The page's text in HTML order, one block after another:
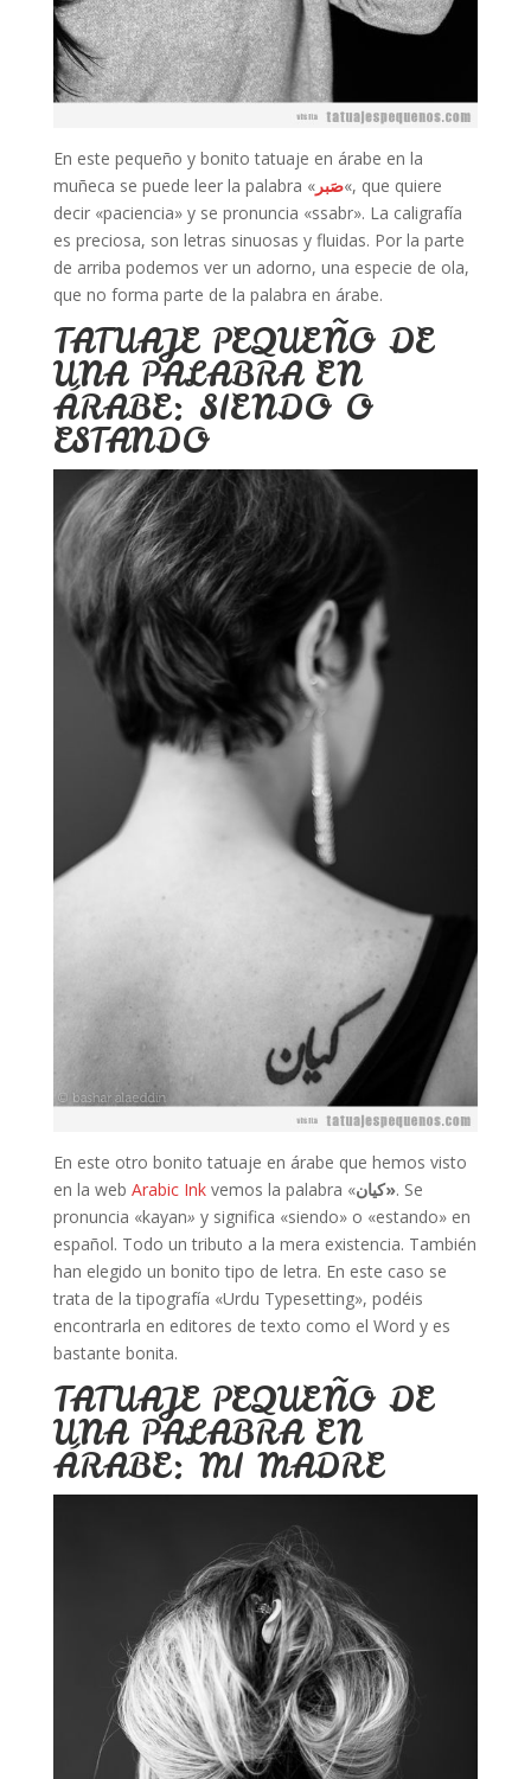
En este pequeño y bonito tatuaje en árabe en la
muñeca se puede leer la palabra «صَبر«, que quiere
decir «paciencia» y se pronuncia «ssabr». La caligrafía
es preciosa, son letras sinuosas y fluidas. Por la parte
de arriba podemos ver un adorno, una especie de ola,
que no forma parte de la palabra en árabe.
TATUAJE PEQUEÑO DE
UNA PALABRA EN
ÁRABE: SIENDO O
ESTANDO
En este otro bonito tatuaje en árabe que hemos visto
en la web Arabic Inkvemos la palabra « كيان». Se
pronuncia «kayan» y significa «siendo» o «estando» en
español. Todo un tributo a la mera existencia. También
han elegido un bonito tipo de letra. En este caso se
trata de la tipografía «Urdu Typesetting», podéis
encontrarla en editores de texto como el Word y es
bastante bonita.
TATUAJE PEQUEÑO DE
UNA PALABRA EN
ÁRABE: MI MADRE